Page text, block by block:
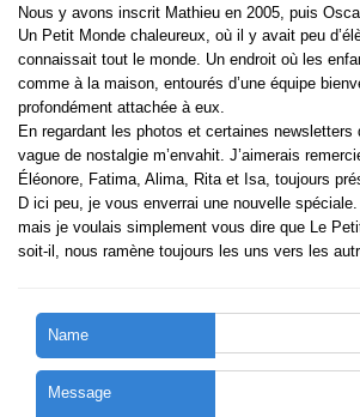
Nous y avons inscrit Mathieu en 2005, puis
Un Petit Monde chaleureux, où il y avait peu
connaissait tout le monde. Un endroit où les
comme à la maison, entourés d’une équipe
profondément attachée à eux.
En regardant les photos et certaines newsletters
vague de nostalgie m’envahit. J’aimerais
Éléonore, Fatima, Alima, Rita et Isa, toujours
D ici peu, je vous enverrai une nouvelle
mais je voulais simplement vous dire que Le
soit-il, nous ramène toujours les uns vers les
Name
Message